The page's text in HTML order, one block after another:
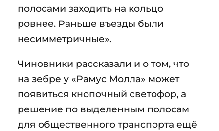
полосами заходить на кольцо
ровнее. Раньше въезды были
несимметричные».
Чиновники рассказали и о том, что
на зебре у «Рамус Молла» может
появиться кнопочный светофор, а
решение по выделенным полосам
для общественного транспорта ещё